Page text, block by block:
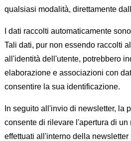
qualsiasi modalità, direttamente
I dati raccolti automaticamente
Tali dati, pur non essendo raccolti
all'identità dell'utente, potrebbero
elaborazione e associazioni con
consentire la sua identificazione.
In seguito all'invio di newsletter, la
consente di rilevare l'apertura di un
effettuati all'interno della newsletter